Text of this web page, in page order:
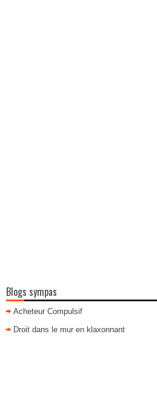
Blogs sympas
Acheteur Compulsif
Droit dans le mur en klaxonnant